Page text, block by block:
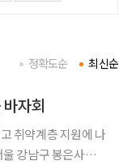
최신순
정확도순
자회
취약계층 지원에 나